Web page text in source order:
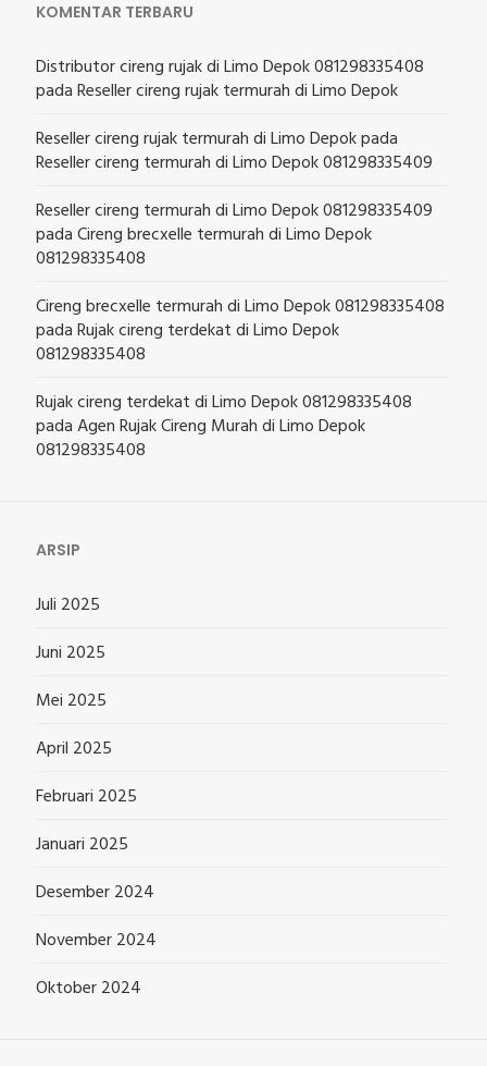
KOMENTAR TERBARU
Distributor cireng rujak di Limo Depok 081298335408
padaReseller cireng rujak termurah di Limo Depok
Reseller cireng rujak termurah di Limo Depokpada
Reseller cireng termurah di Limo Depok 081298335409
Reseller cireng termurah di Limo Depok 081298335409
padaCireng brecxelle termurah di Limo Depok
081298335408
Cireng brecxelle termurah di Limo Depok 081298335408
padaRujak cireng terdekat di Limo Depok
081298335408
Rujak cireng terdekat di Limo Depok 081298335408
padaAgen Rujak Cireng Murah di Limo Depok
081298335408
ARSIP
Juli 2025
Juni 2025
Mei 2025
April 2025
Februari 2025
Januari 2025
Desember 2024
November 2024
Oktober 2024